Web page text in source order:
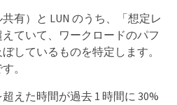
有）と LUN のうち、「想定レ
ていて、ワークロードのパフ
しているものを特定します。
。
えた時間が過去 1 時間に 30%